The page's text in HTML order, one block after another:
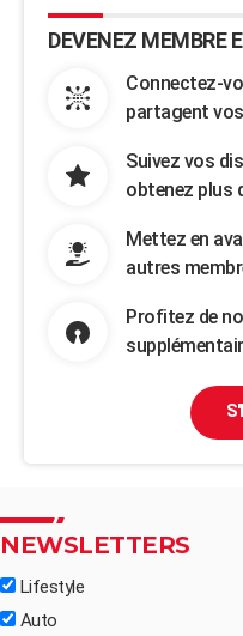
DEVENEZ MEMBRE
Connectez-
partagent
Suivez vos
obtenez plus
Mettez en
autres
Profitez de
NEWSLETTERS
Lifestyle
Auto